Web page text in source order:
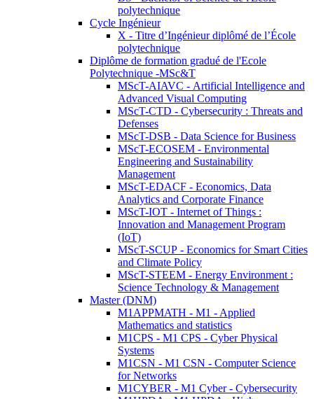
polytechnique
Cycle Ingénieur
X - Titre d’Ingénieur diplômé de l’École
polytechnique
Diplôme de formation gradué de l'Ecole
Polytechnique -MSc&T
MScT-AIAVC - Artificial Intelligence and
Advanced Visual Computing
MScT-CTD - Cybersecurity : Threats and
Defenses
MScT-DSB - Data Science for Business
MScT-ECOSEM - Environmental
Engineering and Sustainability
Management
MScT-EDACF - Economics, Data
Analytics and Corporate Finance
MScT-IOT - Internet of Things :
Innovation and Management Program
(IoT)
MScT-SCUP - Economics for Smart Cities
and Climate Policy
MScT-STEEM - Energy Environment :
Science Technology & Management
Master (DNM)
M1APPMATH - M1 - Applied
Mathematics and statistics
M1CPS - M1 CPS - Cyber Physical
Systems
M1CSN - M1 CSN - Computer Science
for Networks
M1CYBER - M1 Cyber - Cybersecurity